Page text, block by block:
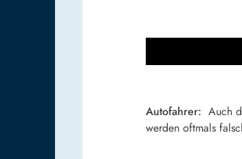
Autofahrer: Auch
werden oftmals